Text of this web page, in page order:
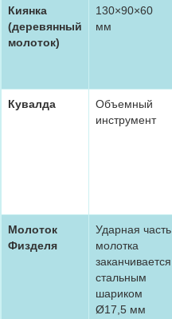
Киянка
(деревянный
молоток)
130×90×60
мм
Кувалда
Объемный
инструмент
Молоток
Физделя
Ударная часть
молотка
заканчивается
стальным
шариком
Ø17,5 мм